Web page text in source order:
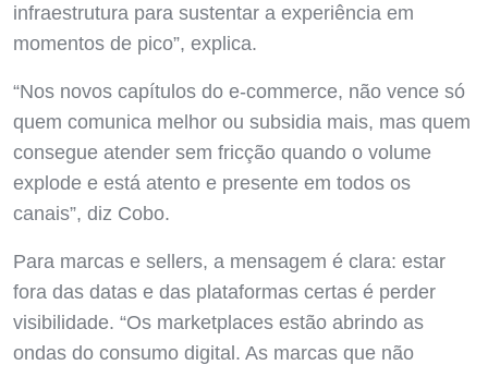
infraestrutura para sustentar a experiência em
momentos de pico”, explica.
“Nos novos capítulos do e-commerce, não vence só
quem comunica melhor ou subsidia mais, mas quem
consegue atender sem fricção quando o volume
explode e está atento e presente em todos os
canais”, diz Cobo.
Para marcas e sellers, a mensagem é clara: estar
fora das datas e das plataformas certas é perder
visibilidade. “Os marketplaces estão abrindo as
ondas do consumo digital. As marcas que não